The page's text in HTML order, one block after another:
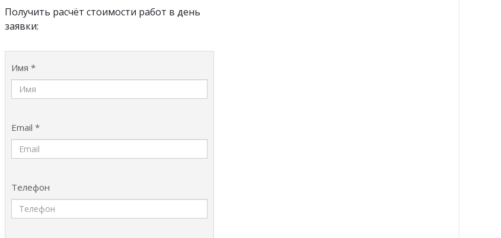
Получить расчёт стоимости работ в день
заявки:
Имя *
Email *
Телефон